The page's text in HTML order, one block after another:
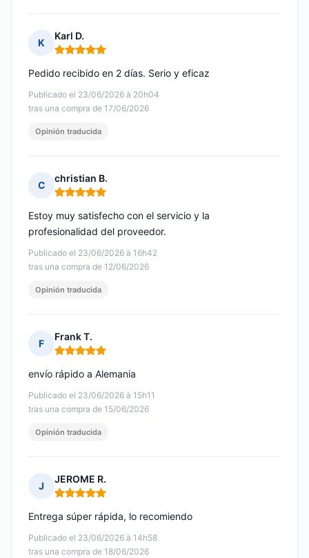
K
Karl D.
Nota: 5 de 5
Publicado el 23/06/2026 à 20h04
tras una compra de 17/06/2026
Pedido recibido en 2 días. Serio y eficaz
Opinión traducida
C
christian B.
Nota: 5 de 5
Publicado el 23/06/2026 à 16h42
tras una compra de 12/06/2026
Estoy muy satisfecho con el servicio y la
profesionalidad del proveedor.
Opinión traducida
F
Frank T.
Nota: 5 de 5
Publicado el 23/06/2026 à 15h11
tras una compra de 15/06/2026
envío rápido a Alemania
Opinión traducida
J
JEROME R.
Nota: 5 de 5
Publicado el 23/06/2026 à 14h58
tras una compra de 18/06/2026
Entrega súper rápida, lo recomiendo